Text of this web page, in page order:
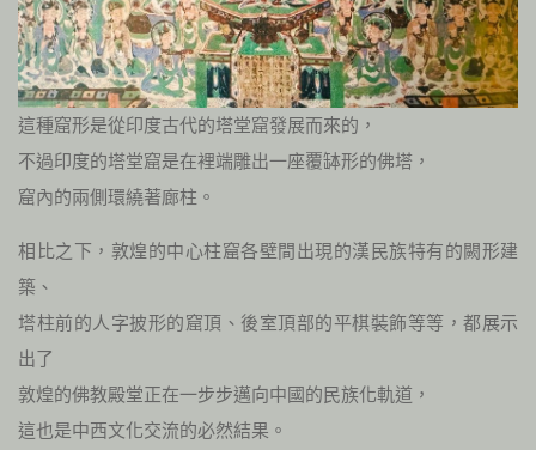
這種窟形是從印度古代的塔堂窟發展而來的，
不過印度的塔堂窟是在裡端雕出一座覆缽形的佛塔，
窟內的兩側環繞著廊柱。
相比之下，敦煌的中心柱窟各壁間出現的漢民族特有的闕形建
築、
塔柱前的人字披形的窟頂、後室頂部的平棋裝飾等等，都展示
出了
敦煌的佛教殿堂正在一步步邁向中國的民族化軌道，
這也是中西文化交流的必然結果。